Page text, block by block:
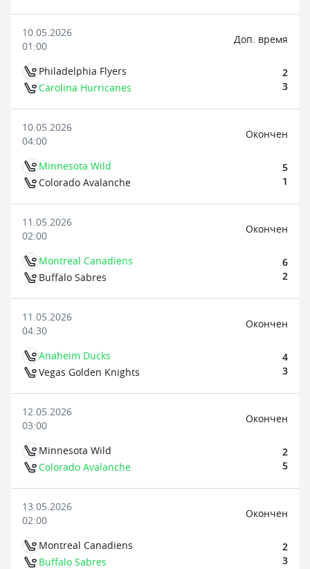
10.05.2026
01:00
Philadelphia Flyers
Carolina Hurricanes
Доп. время
2
3
10.05.2026
04:00
Minnesota Wild
Colorado Avalanche
Oкончен
5
1
11.05.2026
02:00
Montreal Canadiens
Buffalo Sabres
Oкончен
6
2
11.05.2026
04:30
Anaheim Ducks
Vegas Golden Knights
Oкончен
4
3
12.05.2026
03:00
Minnesota Wild
Colorado Avalanche
Oкончен
2
5
13.05.2026
02:00
Montreal Canadiens
Buffalo Sabres
Oкончен
2
3